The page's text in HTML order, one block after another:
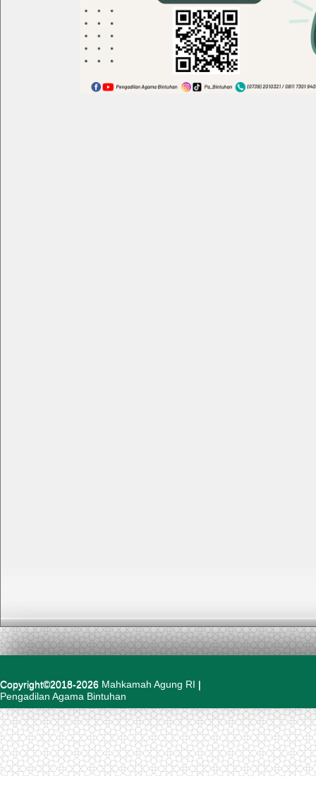
Copyright©2018-2026 Mahkamah Agung RI |
Pengadilan Agama Bintuhan